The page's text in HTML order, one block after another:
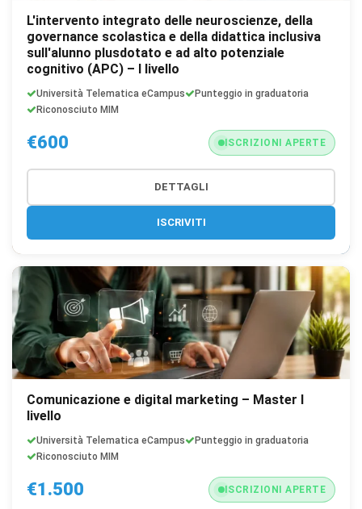
L'intervento integrato delle neuroscienze, della
governance scolastica e della didattica inclusiva
sull'alunno plusdotato e ad alto potenziale
cognitivo (APC) – I livello
Università Telematica eCampus
Punteggio in graduatoria
Riconosciuto MIM
€600 ISCRIZIONI APERTE
DETTAGLI
ISCRIVITI
Comunicazione e digital marketing – Master I
livello
Università Telematica eCampus
Punteggio in graduatoria
Riconosciuto MIM
€1.500 ISCRIZIONI APERTE